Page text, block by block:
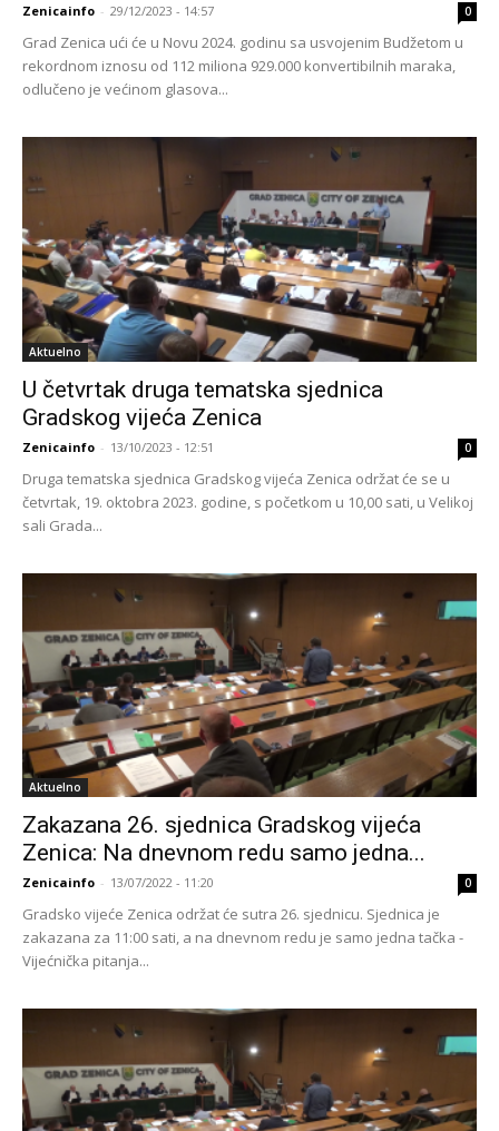
Zenicainfo - 29/12/2023 - 14:57 0
Grad Zenica ući će u Novu 2024. godinu sa usvojenim Budžetom u
rekordnom iznosu od 112 miliona 929.000 konvertibilnih maraka,
odlučeno je većinom glasova...
Aktuelno
U četvrtak druga tematska sjednica
Gradskog vijeća Zenica
Zenicainfo - 13/10/2023 - 12:51 0
Druga tematska sjednica Gradskog vijeća Zenica održat će se u
četvrtak, 19. oktobra 2023. godine, s početkom u 10,00 sati, u Velikoj
sali Grada...
Aktuelno
Zakazana 26. sjednica Gradskog vijeća
Zenica: Na dnevnom redu samo jedna...
Zenicainfo - 13/07/2022 - 11:20 0
Gradsko vijeće Zenica održat će sutra 26. sjednicu. Sjednica je
zakazana za 11:00 sati, a na dnevnom redu je samo jedna tačka -
Vijećnička pitanja...